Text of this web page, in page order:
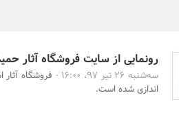
سازمان‌ها
روابط
رونمایی از سایت فروشگاه آثار
سه‌شنبه 26 تیر 97، 16:00 -
فروشگاه
اندازی شده است.